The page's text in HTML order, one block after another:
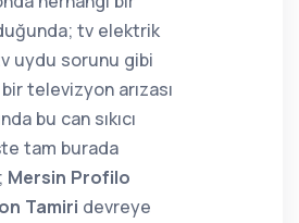
tv elektrik
uydu sorunu gibi
televizyon arızası
bu can sıkıcı
tam burada
Mersin Profilo
Tamiri devreye